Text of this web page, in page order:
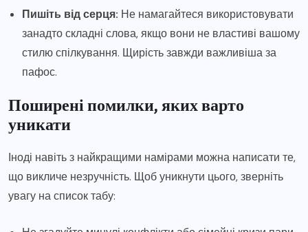
Пишіть від серця: Не намагайтеся використовувати
занадто складні слова, якщо вони не властиві вашому
стилю спілкування. Щирість завжди важливіша за
пафос.
Поширені помилки, яких варто
уникати
Іноді навіть з найкращими намірами можна написати те,
що викличе незручність. Щоб уникнути цього, зверніть
увагу на список табу: